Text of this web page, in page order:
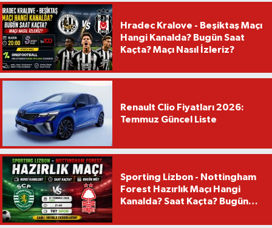
Hradec Kralove - Beşiktaş Maçı
Hangi Kanalda? Bugün Saat
Kaçta? Maçı Nasıl İzleriz?
Renault Clio Fiyatları 2026:
Temmuz Güncel Liste
Sporting Lizbon - Nottingham
Forest Hazırlık Maçı Hangi
Kanalda? Saat Kaçta? Bugün